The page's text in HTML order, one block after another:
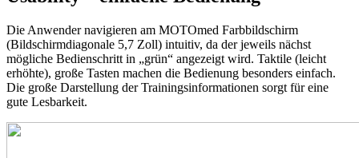
Die Anwender navigieren am MOTOmed Farbbildschirm
(Bildschirmdiagonale 5,7 Zoll) intuitiv, da der jeweils nächst
mögliche Bedienschritt in „grün“ angezeigt wird. Taktile (leicht
erhöhte), große Tasten machen die Bedienung besonders einfach.
Die große Darstellung der Trainingsinformationen sorgt für eine
gute Lesbarkeit.